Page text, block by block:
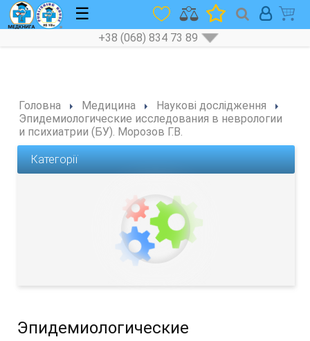
☰
+38 (068) 834 73 89
Головна Медицина
Наукові дослідження
Эпидемиологические исследования в неврологии
и психиатрии (БУ). Морозов Г.В.
Категорії
Эпидемиологические